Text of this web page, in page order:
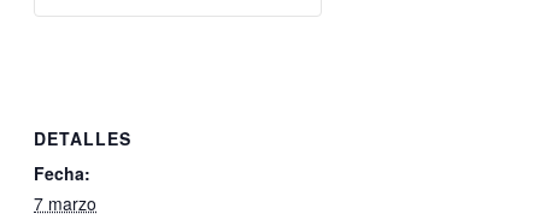
DETALLES
Fecha:
7 marzo